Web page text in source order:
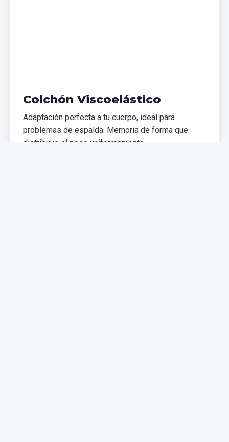
Colchón Viscoelástico
Adaptación perfecta a tu cuerpo, ideal para
problemas de espalda. Memoria de forma que
distribuye el peso uniformemente.